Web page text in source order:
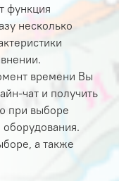
функция
несколько
времени Вы
чат и получить
при выборе
а также